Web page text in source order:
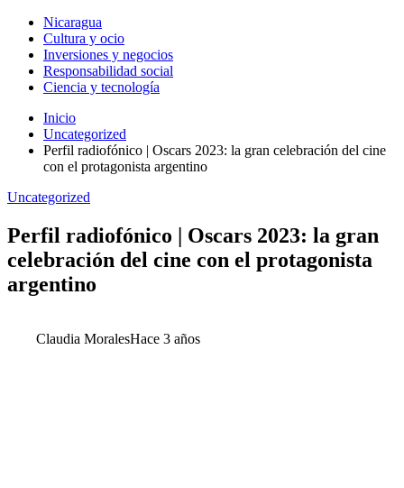
Nicaragua
Cultura y ocio
Inversiones y negocios
Responsabilidad social
Ciencia y tecnología
Inicio
Uncategorized
Perfil radiofónico | Oscars 2023: la gran celebración del cine
con el protagonista argentino
Uncategorized
Perfil radiofónico | Oscars 2023: la gran
celebración del cine con el protagonista
argentino
Claudia MoralesHace 3 años